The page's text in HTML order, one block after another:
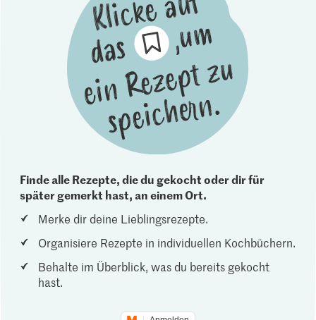
Finde alle Rezepte, die du gekocht oder dir für
später gemerkt hast, an einem Ort.
Merke dir deine Lieblingsrezepte.
Organisiere Rezepte in individuellen Kochbüchern.
Behalte im Überblick, was du bereits gekocht
hast.